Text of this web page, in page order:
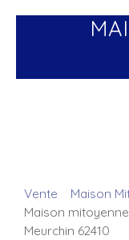
Vente Maison
Maison
Meurchin 62410